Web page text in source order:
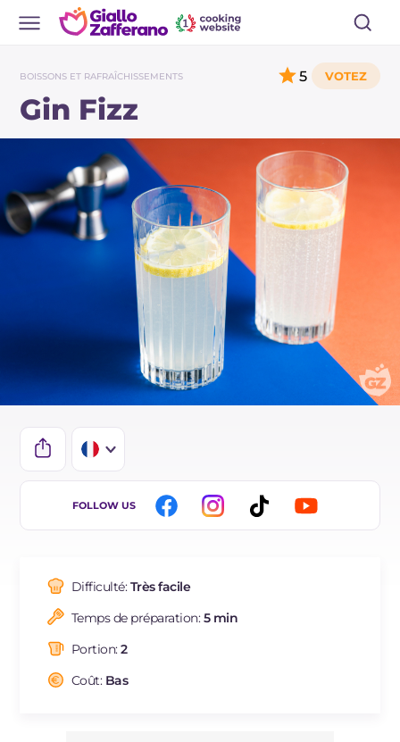
BOISSONS ET RAFRAÎCHISSEMENTS
Gin Fizz
5
IT
DE
BR
NL
FOLLOW US
Difficulté:Très facile
Temps de préparation:5 min
Portion:2
Coût: Bas